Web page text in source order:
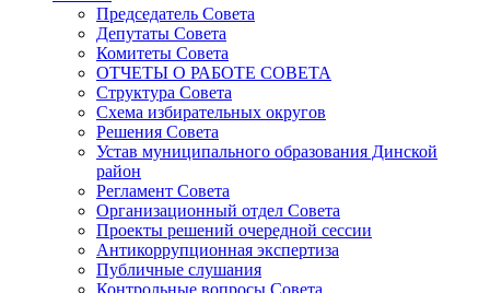
Председатель Совета
Депутаты Совета
Комитеты Совета
ОТЧЕТЫ О РАБОТЕ СОВЕТА
Структура Совета
Схема избирательных округов
Решения Совета
Устав муниципального образования Динской
район
Регламент Совета
Организационный отдел Совета
Проекты решений очередной сессии
Антикоррупционная экспертиза
Публичные слушания
Контрольные вопросы Совета